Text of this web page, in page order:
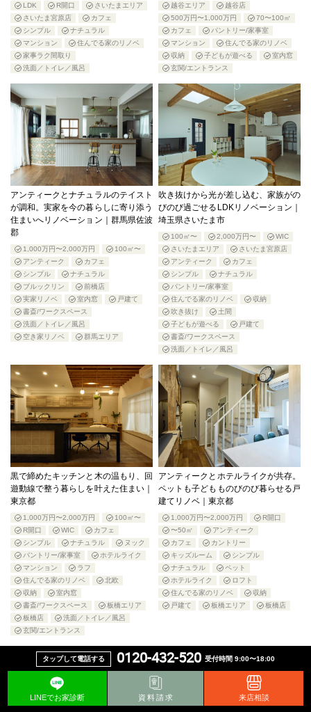
タップして電話する 0120-432-520 受付時間 9:00〜18:00
LINEでお家診断 資料請求 来店相談
LDK
R開口
さいたまエリア
さいたま宮原店
カフェ
シンプル
ナチュラル
マンション
住んでる家のリノベ
家事ラク間取り
洗面／トイレ／風呂
越谷エリア
越谷店
500万円〜1,000万円
70〜100㎡
カフェ
パントリー/家事室
マンション
住んでる家のリノベ
収納
子どもが遊べる
室内窓
玄関/エントランス
アンティークとナチュラルのテイスト
が調和。実家を今の暮らしに寄り添う
住まいへリノベーション｜群馬県佐波
郡
1,000万円〜2,000万円
100㎡〜
アンティーク
カフェ
シンプル
ナチュラル
ブルックリン
前橋店
実家リノベ
室内窓
戸建て
書斎/ワークスペース
洗面／トイレ／風呂
空き家リノベ
群馬エリア
吹き抜けから光が差し込む、家族がの
びのび過ごせるLDKリノベーション｜
埼玉県さいたま市
100㎡〜 2,000万円〜
WIC
さいたまエリア
さいたま宮原店
アンティーク
カフェ
シンプル
ナチュラル
パントリー/家事室
住んでる家のリノベ
収納
吹き抜け
土間
子どもが遊べる
戸建て
書斎/ワークスペース
洗面／トイレ／風呂
黒で締めたキッチンと木の温もり、回
遊動線で整う暮らしを叶えた住まい｜
東京都
1,000万円〜2,000万円
100㎡〜
R開口
WIC
カフェ
シンプル
ナチュラル
ヌック
パントリー/家事室
ホテルライク
マンション
ラフ
住んでる家のリノベ
北欧
収納
室内窓
書斎/ワークスペース
板橋エリア
板橋店
洗面／トイレ／風呂
玄関/エントランス
アンティークとホテルライクが共存。
ペットも子どもものびのび暮らせる戸
建てリノベ｜東京都
1,000万円〜2,000万円
R開口
〜50㎡
アンティーク
カフェ
カントリー
キッズルーム
シンプル
ナチュラル
ペット
ホテルライク
ロフト
住んでる家のリノベ
収納
戸建て
板橋エリア 板橋店